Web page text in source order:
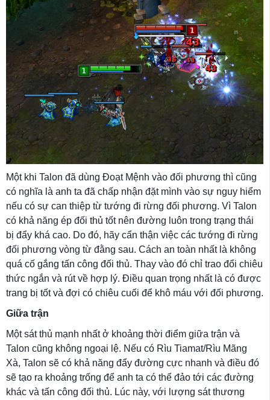
Một khi Talon đã dùng Đoạt Mệnh vào đối phương thì cũng
có nghĩa là anh ta đã chấp nhận đặt mình vào sự nguy hiểm
nếu có sự can thiệp từ tướng đi rừng đối phương. Vì Talon
có khả năng ép đối thủ tốt nên đường luôn trong trạng thái
bị đẩy khá cao. Do đó, hãy cẩn thận việc các tướng đi rừng
đối phương vòng từ đằng sau. Cách an toàn nhất là không
quá cố gắng tấn công đối thủ. Thay vào đó chỉ trao đổi chiêu
thức ngắn và rút về hợp lý. Điều quan trọng nhất là có được
trang bị tốt và đợi có chiêu cuối để khô máu với đối phương.
Giữa trận
Một sát thủ mạnh nhất ở khoảng thời điểm giữa trận và
Talon cũng không ngoại lệ. Nếu có Rìu Tiamat/Rìu Mãng
Xà, Talon sẽ có khả năng đẩy đường cực nhanh và điều đó
sẽ tạo ra khoảng trống để anh ta có thể đảo tới các đường
khác và tấn công đối thủ. Lúc này, với lượng sát thương